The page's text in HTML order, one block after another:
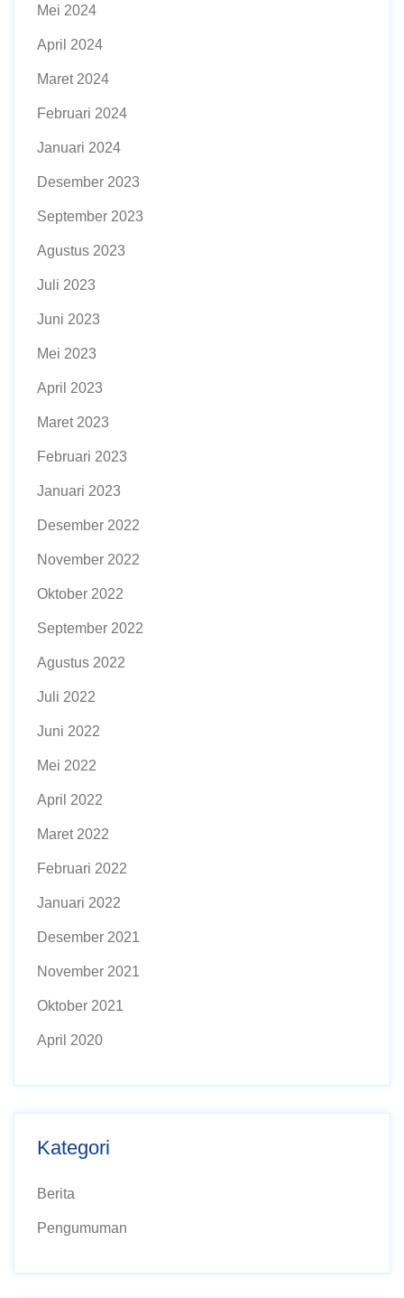
Mei 2024
April 2024
Maret 2024
Februari 2024
Januari 2024
Desember 2023
September 2023
Agustus 2023
Juli 2023
Juni 2023
Mei 2023
April 2023
Maret 2023
Februari 2023
Januari 2023
Desember 2022
November 2022
Oktober 2022
September 2022
Agustus 2022
Juli 2022
Juni 2022
Mei 2022
April 2022
Maret 2022
Februari 2022
Januari 2022
Desember 2021
November 2021
Oktober 2021
April 2020
Kategori
Berita
Pengumuman